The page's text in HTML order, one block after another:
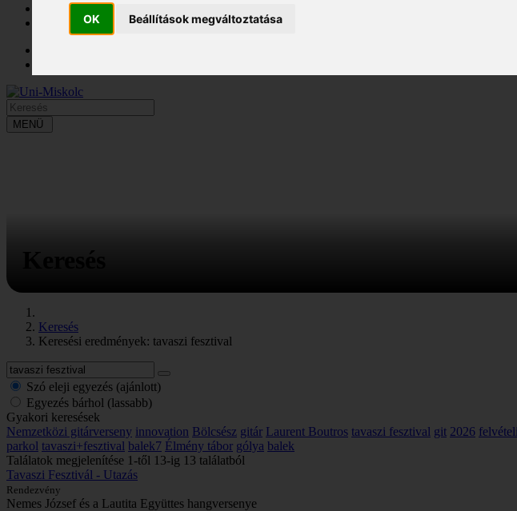
OK Beállítások megváltoztatása
HU - Magyar
EN - English
MENÜ
Keresés
Keresési eredmények: tavaszi fesztival
Szó eleji egyezés (ajánlott)
Egyezés bárhol (lassabb)
Gyakori keresések
Nemzetközi gitárverseny innovation Bölcsész gitár Laurent Boutros tavaszi fesztival git 2026 felvételi
parkol tavaszi+fesztival balek7 Élmény tábor gólya balek
Találatok megjelenítése 1-től 13-ig 13 találatból
Tavaszi Fesztivál - Utazás
Rendezvény
Nemes József és a Lautita Együttes hangversenye